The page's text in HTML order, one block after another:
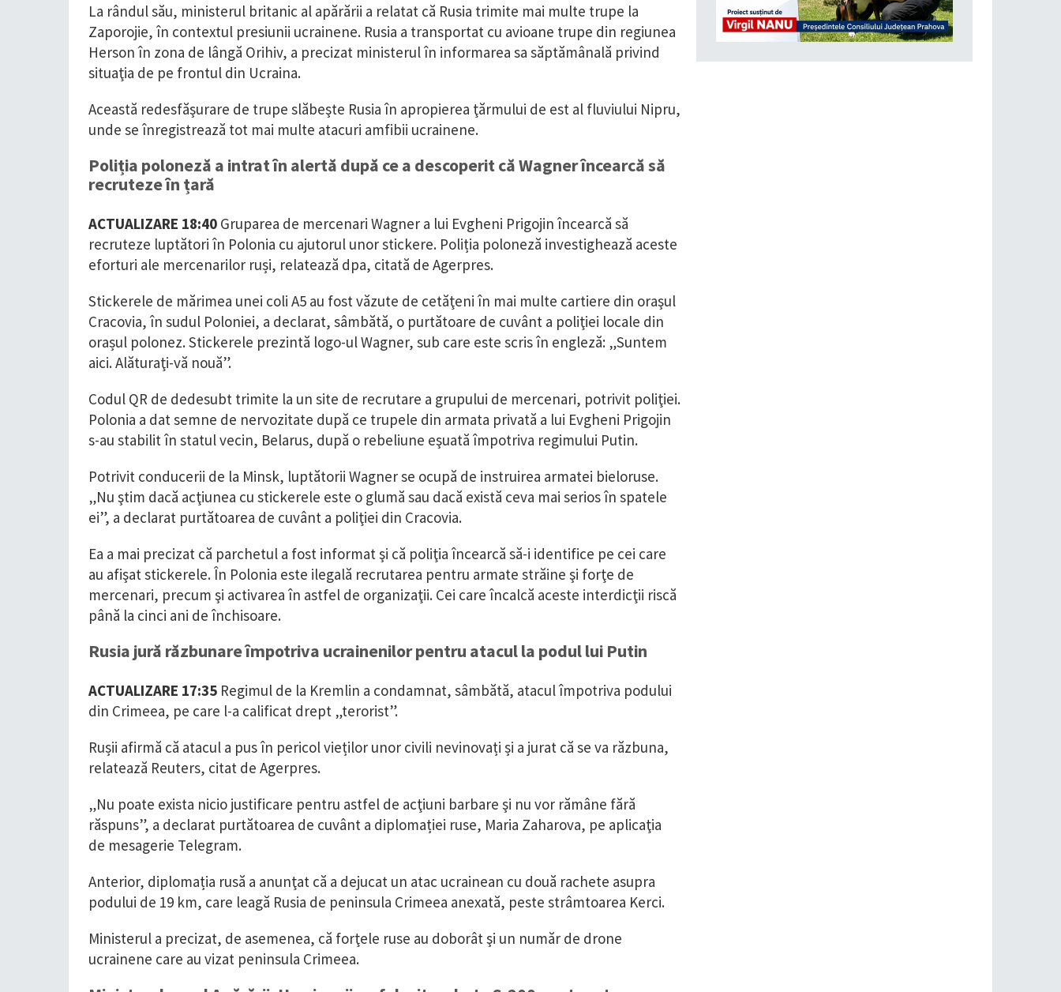
La rândul său, ministerul britanic al apărării a relatat că Rusia trimite mai multe trupe la
Zaporojie, în contextul presiunii ucrainene. Rusia a transportat cu avioane trupe din regiunea
Herson în zona de lângă Orihiv, a precizat ministerul în informarea sa săptămânală privind
situaţia de pe frontul din Ucraina.
Această redesfăşurare de trupe slăbeşte Rusia în apropierea ţărmului de est al fluviului Nipru,
unde se înregistrează tot mai multe atacuri amfibii ucrainene.
Poliția poloneză a intrat în alertă după ce a descoperit că Wagner încearcă să
recruteze în țară
ACTUALIZARE 18:40 Gruparea de mercenari Wagner a lui Evgheni Prigojin încearcă să
recruteze luptători în Polonia cu ajutorul unor stickere. Poliția poloneză investighează aceste
eforturi ale mercenarilor ruși, relatează dpa, citată de Agerpres.
Stickerele de mărimea unei coli A5 au fost văzute de cetăţeni în mai multe cartiere din oraşul
Cracovia, în sudul Poloniei, a declarat, sâmbătă, o purtătoare de cuvânt a poliţiei locale din
orașul polonez. Stickerele prezintă logo-ul Wagner, sub care este scris în engleză: „Suntem
aici. Alăturaţi-vă nouă”.
Codul QR de dedesubt trimite la un site de recrutare a grupului de mercenari, potrivit poliţiei.
Polonia a dat semne de nervozitate după ce trupele din armata privată a lui Evgheni Prigojin
s-au stabilit în statul vecin, Belarus, după o rebeliune eşuată împotriva regimului Putin.
Potrivit conducerii de la Minsk, luptătorii Wagner se ocupă de instruirea armatei bieloruse.
„Nu ştim dacă acţiunea cu stickerele este o glumă sau dacă există ceva mai serios în spatele
ei”, a declarat purtătoarea de cuvânt a poliţiei din Cracovia.
Ea a mai precizat că parchetul a fost informat şi că poliţia încearcă să-i identifice pe cei care
au afişat stickerele. În Polonia este ilegală recrutarea pentru armate străine şi forţe de
mercenari, precum şi activarea în astfel de organizaţii. Cei care încalcă aceste interdicţii riscă
până la cinci ani de închisoare.
Rusia jură răzbunare împotriva ucrainenilor pentru atacul la podul lui Putin
ACTUALIZARE 17:35 Regimul de la Kremlin a condamnat, sâmbătă, atacul împotriva podului
din Crimeea, pe care l-a calificat drept „terorist”.
Rușii afirmă că atacul a pus în pericol vieților unor civili nevinovați și a jurat că se va răzbuna,
relatează Reuters, citat de Agerpres.
„Nu poate exista nicio justificare pentru astfel de acţiuni barbare şi nu vor rămâne fără
răspuns”, a declarat purtătoarea de cuvânt a diplomației ruse, Maria Zaharova, pe aplicaţia
de mesagerie Telegram.
Anterior, diplomația rusă a anunţat că a dejucat un atac ucrainean cu două rachete asupra
podului de 19 km, care leagă Rusia de peninsula Crimeea anexată, peste strâmtoarea Kerci.
Ministerul a precizat, de asemenea, că forţele ruse au doborât şi un număr de drone
ucrainene care au vizat peninsula Crimeea.